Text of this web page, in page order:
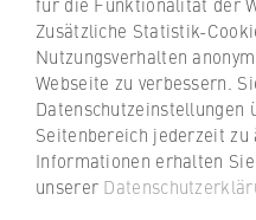
HWR
Berlin
Archiv
Themenabend
Online
Meeresschutz
Zusätzliche Statistik-
Nutzungsverhalten
Webseite zu verbessern.
Datenschutzeinstellungen
Seitenbereich jederzeit zu
Informationen erhalten
unserer